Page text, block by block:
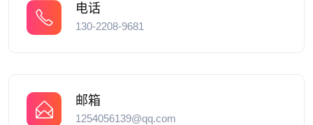
电话
130-2208-9681
邮箱
1254056139@qq.com